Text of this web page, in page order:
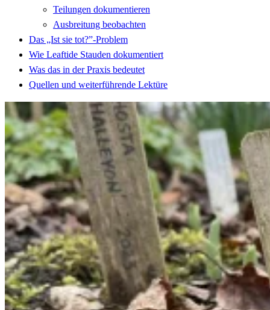
Teilungen dokumentieren
Ausbreitung beobachten
Das „Ist sie tot?”-Problem
Wie Leaftide Stauden dokumentiert
Was das in der Praxis bedeutet
Quellen und weiterführende Lektüre